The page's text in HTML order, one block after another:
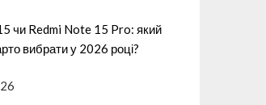
чи Redmi Note 15 Pro: який
вибрати у 2026 році?